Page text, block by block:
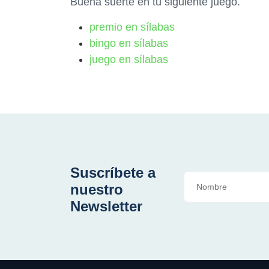
premio en sílabas
bingo en sílabas
juego en sílabas
Suscríbete a
nuestro
Newsletter